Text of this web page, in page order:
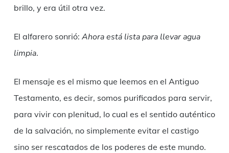
brillo, y era útil otra vez.
El alfarero sonrió: Ahora está lista para llevar agua
limpia.
El mensaje es el mismo que leemos en el Antiguo
Testamento, es decir, somos purificados para servir,
para vivir con plenitud, lo cual es el sentido auténtico
de la salvación, no simplemente evitar el castigo
sino ser rescatados de los poderes de este mundo.